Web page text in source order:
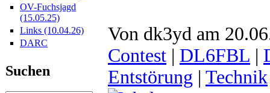
OV-Fuchsjagd
(15.05.25)
Links (10.04.26)
DARC
Suchen
Von dk3yd am
Contest | DL6FBL |
Entstörung | Technik